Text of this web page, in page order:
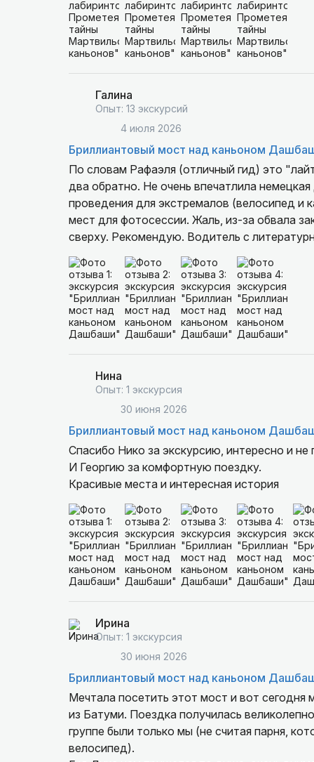
Галина
Опыт: 13 экскурсий
4 июля 2026
Бриллиантовый мост над каньоном
По словам Рафаэля (отличный гид) это
два обратно. Не очень впечатлила
проведения для экстремалов (велосипед и
мест для фотосессии. Жаль, из-за обвала
сверху. Рекомендую. Водитель с
Нина
Опыт: 1 экскурсия
30 июня 2026
Бриллиантовый мост над каньоном
Спасибо Нико за экскурсию, интересно и не
И Георгию за комфортную поездку.
Красивые места и интересная история
Ирина
Опыт: 1 экскурсия
30 июня 2026
Бриллиантовый мост над каньоном
Мечтала посетить этот мост и вот
из Батуми. Поездка получилась
группе были только мы (не считая парня,
велосипед).